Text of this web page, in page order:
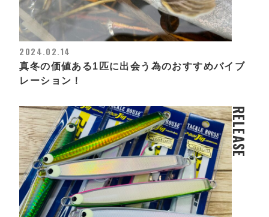
2024.02.14
真冬の価値ある1匹に出会う為のおすすめバイブ
レーション！
RELEASE